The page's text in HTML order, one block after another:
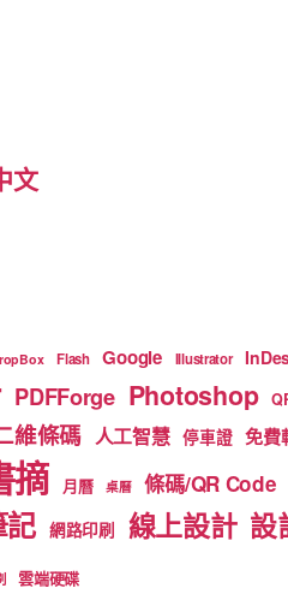
文
Flash Google Illustrator
PDFForge Photoshop
維條碼 人工智慧 停車證 免費
摘 月曆 桌曆 條碼/QR Code
記 網路印刷 線上設計 設
雲端硬碟